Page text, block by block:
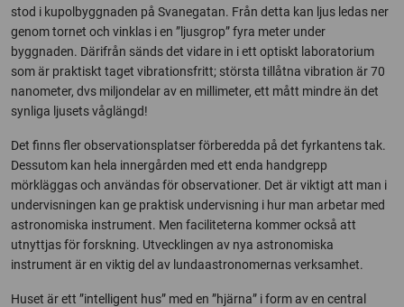
stod i kupolbyggnaden på Svanegatan. Från detta kan ljus ledas ner
genom tornet och vinklas i en ”ljusgrop” fyra meter under
byggnaden. Därifrån sänds det vidare in i ett optiskt laboratorium
som är praktiskt taget vibrationsfritt; största tillåtna vibration är 70
nanometer, dvs miljondelar av en millimeter, ett mått mindre än det
synliga ljusets våglängd!
Det finns fler observationsplatser förberedda på det fyrkantens tak.
Dessutom kan hela innergården med ett enda handgrepp
mörkläggas och användas för observationer. Det är viktigt att man i
undervisningen kan ge praktisk undervisning i hur man arbetar med
astronomiska instrument. Men faciliteterna kommer också att
utnyttjas för forskning. Utvecklingen av nya astronomiska
instrument är en viktig del av lundaastronomernas verksamhet.
Huset är ett ”intelligent hus” med en ”hjärna” i form av en central